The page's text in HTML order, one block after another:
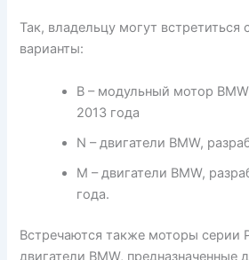
Так, владельцу могут
варианты:
В – модульный мотор
2013 года
N – двигатели BMW,
М – двигатели BMW,
года.
Встречаются также моторы серии
двигатели BMW, предназначенные